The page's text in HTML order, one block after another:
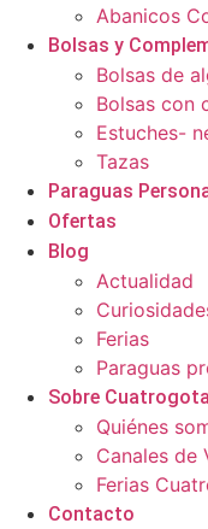
Abanicos
Bolsas y
Bolsas de
Bolsas con
Estuches-
Tazas
Paraguas
Ofertas
Blog
Actualidad
Ferias
Paraguas
Sobre
Quiénes
Canales de
Ferias
Contacto